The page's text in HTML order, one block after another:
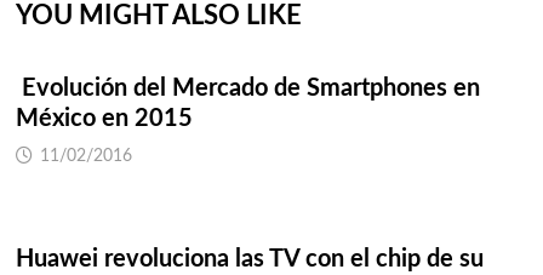
YOU MIGHT ALSO LIKE
Evolución del Mercado de Smartphones en
México en 2015
11/02/2016
Huawei revoluciona las TV con el chip de su